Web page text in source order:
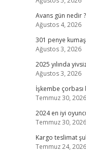
Avans gün nedir ?
Ağustos 4, 2026
301 penye
Ağustos 3, 2026
2025 yılında
Ağustos 3, 2026
İşkembe çorbası
Temmuz 30, 2026
2024 en iyi
Temmuz 30, 2026
Kargo teslimat
Temmuz 24, 2026